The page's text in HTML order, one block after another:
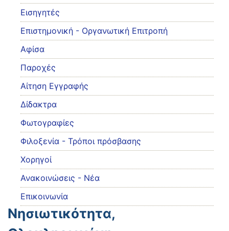
Εισηγητές
Eπιστημονική - Οργανωτική Επιτροπή
Αφίσα
Παροχές
Αίτηση Εγγραφής
Δίδακτρα
Φωτογραφίες
Φιλοξενία - Τρόποι πρόσβασης
Χορηγοί
Ανακοινώσεις - Νέα
Επικοινωνία
Νησιωτικότητα,